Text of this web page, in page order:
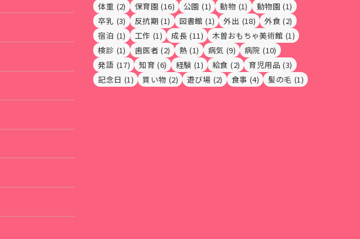
体重 (2) 保育園 (16) 公園 (1) 動物 (1) 動物園 (1)
卒乳 (3) 反抗期 (1) 図書館 (1) 外出 (18) 外食 (2)
宿泊 (1) 工作 (1) 成長 (11) 木曽おもちゃ美術館 (1)
検診 (1) 歯医者 (2) 熱 (1) 病気 (9) 病院 (10)
発語 (17) 知育 (6) 経験 (1) 給食 (2) 育児用品 (3)
記念日 (1) 買い物 (2) 遊び場 (2) 食事 (4) 髪の毛 (1)